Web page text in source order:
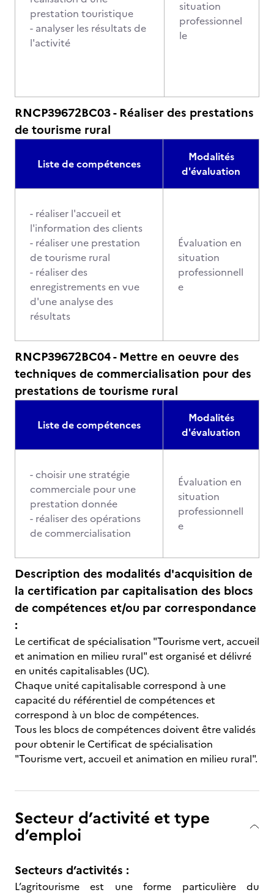
prestation touristique
- analyser les résultats de
l'activité
situation
professionnel
le
RNCP39672BC03 - Réaliser des prestations
de tourisme rural
Liste de compétences
Modalités
d'évaluation
- réaliser l'accueil et
l'information des clients
- réaliser une prestation
de tourisme rural
- réaliser des
enregistrements en vue
d'une analyse des
résultats
Évaluation en
situation
professionnell
e
RNCP39672BC04 - Mettre en oeuvre des
techniques de commercialisation pour des
prestations de tourisme rural
Liste de compétences
Modalités
d'évaluation
- choisir une stratégie
commerciale pour une
prestation donnée
- réaliser des opérations
de commercialisation
Évaluation en
situation
professionnell
e
Description des modalités d'acquisition de
la certification par capitalisation des blocs
de compétences et/ou par correspondance
:
Le certificat de spécialisation "Tourisme vert, accueil
et animation en milieu rural" est organisé et délivré
en unités capitalisables (UC).
Chaque unité capitalisable correspond à une
capacité du référentiel de compétences et
correspond à un bloc de compétences.
Tous les blocs de compétences doivent être validés
pour obtenir le Certificat de spécialisation
"Tourisme vert, accueil et animation en milieu rural".
Secteur d’activité et type
d’emploi
Secteurs d’activités :
L’agritourisme est une forme particulière du